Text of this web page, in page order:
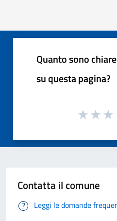
Quanto sono
su questa pagina?
Contatta il comune
Leggi le domande